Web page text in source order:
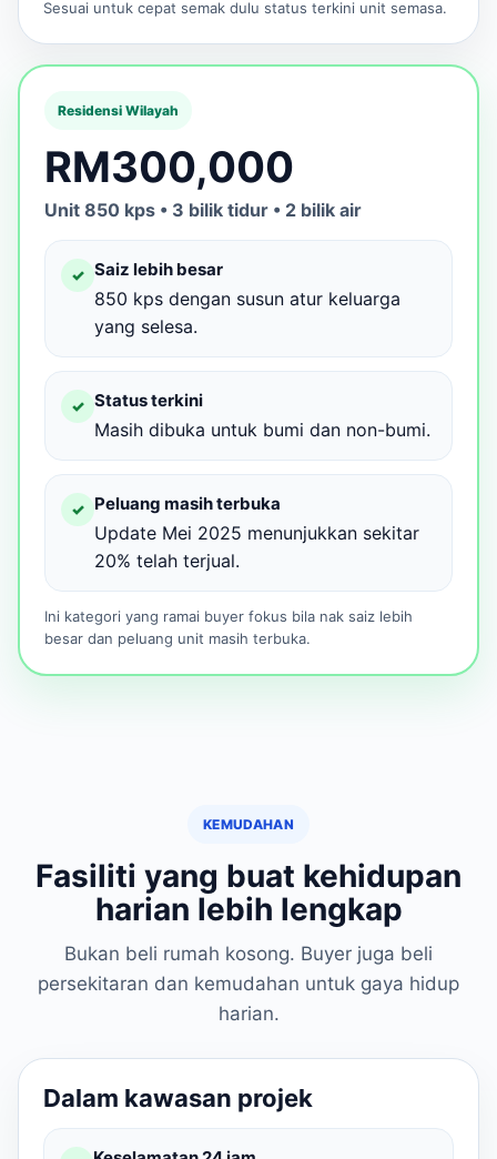
Sesuai untuk cepat semak dulu status terkini unit semasa.
Residensi Wilayah
RM300,000
Unit 850 kps • 3 bilik tidur • 2 bilik air
✓ Saiz lebih besar
850 kps dengan susun atur keluarga
yang selesa.
✓ Status terkini
Masih dibuka untuk bumi dan non-bumi.
✓ Peluang masih terbuka
Update Mei 2025 menunjukkan sekitar
20% telah terjual.
Ini kategori yang ramai buyer fokus bila nak saiz lebih
besar dan peluang unit masih terbuka.
KEMUDAHAN
Fasiliti yang buat kehidupan
harian lebih lengkap
Bukan beli rumah kosong. Buyer juga beli
persekitaran dan kemudahan untuk gaya hidup
harian.
Dalam kawasan projek